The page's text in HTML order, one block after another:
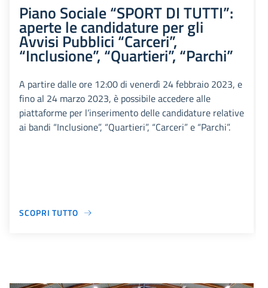
Piano Sociale “SPORT DI TUTTI”:
aperte le candidature per gli
Avvisi Pubblici “Carceri”,
“Inclusione”, “Quartieri”, “Parchi”
A partire dalle ore 12:00 di venerdì 24 febbraio 2023, e
fino al 24 marzo 2023, è possibile accedere alle
piattaforme per l’inserimento delle candidature relative
ai bandi “Inclusione”, “Quartieri”, “Carceri” e “Parchi”.
SCOPRI TUTTO